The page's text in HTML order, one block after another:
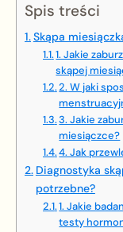
Spis treści
Skąpa
1. Jakie
skąpej
2. W jaki
3. Jakie
miesiączce?
4. Jak
Diagnostyka
potrzebne?
1. Jakie
testy